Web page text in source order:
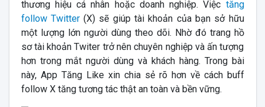
thương hiệu cá nhân hoặc doanh nghiệp. Việc tăng
follow Twitter(X) sẽ giúp tài khoản của bạn sở hữu
một lượng lớn người dùng theo dõi. Nhờ đó trang hồ
sơ tài khoản Twiter trở nên chuyên nghiệp và ấn tượng
hơn trong mắt người dùng và khách hàng. Trong bài
này, App Tăng Like xin chia sẻ rõ hơn về cách buff
follow X tăng tương tác thật an toàn và bền vững.